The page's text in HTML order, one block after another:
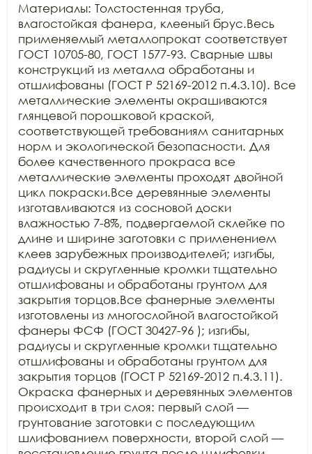
Материалы: Толстостенная труба,
влагостойкая фанера, клееный брус.Весь
применяемый металлопрокат соответствует
ГОСТ 10705-80, ГОСТ 1577-93. Сварные швы
конструкций из металла обработаны и
отшлифованы (ГОСТ Р 52169-2012 п.4.3.10). Все
металлические элементы окрашиваются
глянцевой порошковой краской,
соответствующей требованиям санитарных
норм и экологической безопасности. Для
более качественного прокраса все
металлические элементы проходят двойной
цикл покраски.Все деревянные элементы
изготавливаются из сосновой доски
влажностью 7-8%, подвергаемой склейке по
длине и ширине заготовки с применением
клеев зарубежных производителей; изгибы,
радиусы и скругленные кромки тщательно
отшлифованы и обработаны грунтом для
закрытия торцов.Все фанерные элементы
изготовлены из многослойной влагостойкой
фанеры ФСФ (ГОСТ 30427-96 ); изгибы,
радиусы и скругленные кромки тщательно
отшлифованы и обработаны грунтом для
закрытия торцов (ГОСТ Р 52169-2012 п.4.3.11).
Окраска фанерных и деревянных элементов
происходит в три слоя: первый слой —
грунтование заготовки с последующим
шлифованием поверхности, второй слой —